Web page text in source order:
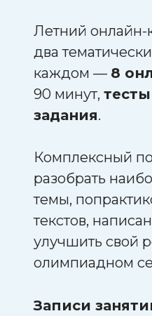
Летний онлайн-
два
каждом — 8
90 минут,
задания.
Комплексный
разобрать
темы,
текстов,
улучшить свой
олимпиадном
Записи